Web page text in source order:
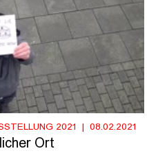
2021 08.02.2021
Ort